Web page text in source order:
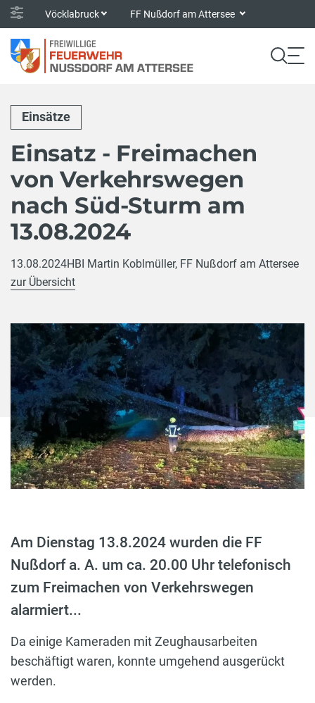
Vöcklabruck FF Nußdorf am Attersee
Einsätze
Einsatz - Freimachen
von Verkehrswegen
nach Süd-Sturm am
13.08.2024
13.08.2024HBI Martin Koblmüller, FF Nußdorf am Attersee
zur Übersicht
Am Dienstag 13.8.2024 wurden die FF
Nußdorf a. A. um ca. 20.00 Uhr telefonisch
zum Freimachen von Verkehrswegen
alarmiert...
Da einige Kameraden mit Zeughausarbeiten
beschäftigt waren, konnte umgehend ausgerückt
werden.